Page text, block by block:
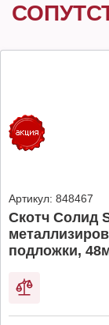
Артикул: 848467
Скотч Солид
подложки,